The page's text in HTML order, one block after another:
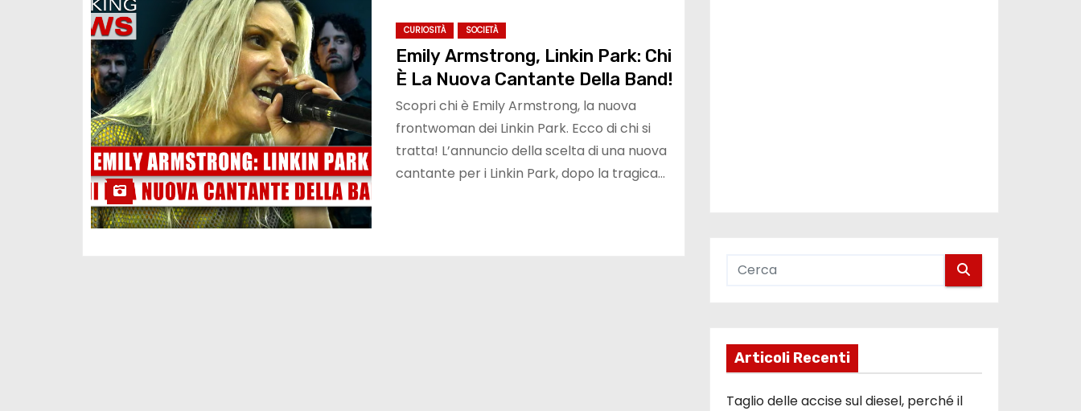
CURIOSITÀ SOCIETÀ
Emily Armstrong, Linkin Park: Chi
È La Nuova Cantante Della Band!
Scopri chi è Emily Armstrong, la nuova
frontwoman dei Linkin Park. Ecco di chi si
tratta! L’annuncio della scelta di una nuova
cantante per i Linkin Park, dopo la tragica…
Articoli Recenti
Taglio delle accise sul diesel, perché il